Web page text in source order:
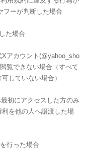
フーが判断した場合
た場合
アカウント(@yahoo_sho
覧できない場合（すべて
していない場合）
初にアクセスした方のみ
を他の人へ譲渡した場
行った場合